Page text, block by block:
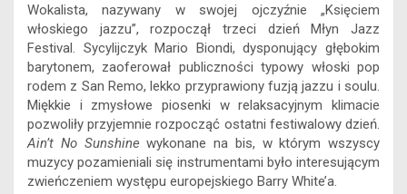
c
e
b
o
o
k
a
i
l
s
s
e
n
g
e
r
a
s
A
p
p
u
e
s
k
y
r
e
a
d
s
n
k
e
d
I
n
p
L
n
k
Wokalista, nazywany w swojej ojczyźnie „Księciem
włoskiego jazzu”, rozpoczął trzeci dzień Młyn Jazz
Festival. Sycylijczyk Mario Biondi, dysponujący głębokim
barytonem, zaoferował publiczności typowy włoski pop
rodem z San Remo, lekko przyprawiony fuzją jazzu i soulu.
Miękkie i zmysłowe piosenki w relaksacyjnym klimacie
pozwoliły przyjemnie rozpocząć ostatni festiwalowy dzień.
Ain’t No Sunshine wykonane na bis, w którym wszyscy
muzycy pozamieniali się instrumentami było interesującym
zwieńczeniem występu europejskiego Barry White’a.